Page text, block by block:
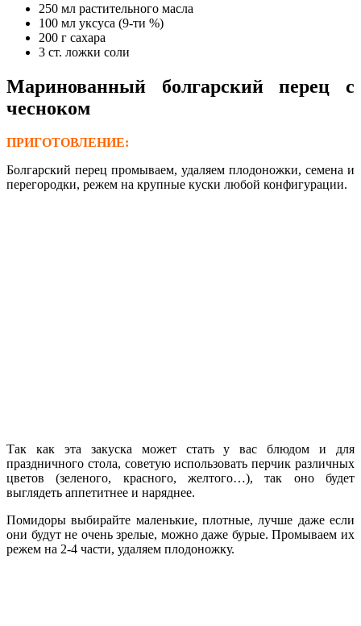
250 мл растительного масла
100 мл уксуса (9-ти %)
200 г сахара
3 ст. ложки соли
Маринованный болгарский перец с
чесноком
ПРИГОТОВЛЕНИЕ:
Болгарский перец промываем, удаляем плодоножки, семена и
перегородки, режем на крупные куски любой конфигурации.
Так как эта закуска может стать у вас блюдом и для
праздничного стола, советую использовать перчик различных
цветов (зеленого, красного, желтого…), так оно будет
выглядеть аппетитнее и наряднее.
Помидоры выбирайте маленькие, плотные, лучше даже если
они будут не очень зрелые, можно даже бурые. Промываем их
режем на 2-4 части, удаляем плодоножку.